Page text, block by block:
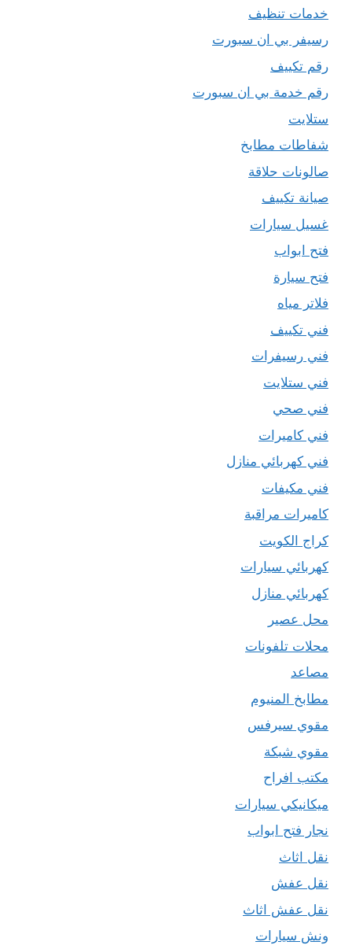
خدمات تنظيف
رسيفر بي ان سبورت
رقم تكييف
رقم خدمة بي ان سبورت
ستلايت
شفاطات مطابخ
صالونات حلاقة
صيانة تكييف
غسيل سيارات
فتح ابواب
فتح سيارة
فلاتر مياه
فني تكييف
فني رسيفرات
فني ستلايت
فني صحي
فني كاميرات
فني كهربائي منازل
فني مكيفات
كاميرات مراقبة
كراج الكويت
كهربائي سيارات
كهربائي منازل
محل عصير
محلات تلفونات
مصاعد
مطابخ المنيوم
مقوي سيرفس
مقوي شبكة
مكتب افراح
ميكانيكي سيارات
نجار فتح ابواب
نقل اثاث
نقل عفش
نقل عفش اثاث
ونش سيارات